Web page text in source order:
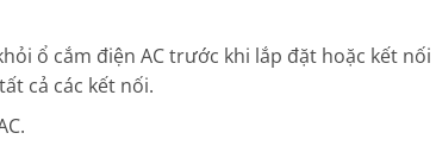
ổ cắm điện AC trước khi lắp đặt hoặc kết nối
cả các kết nối.